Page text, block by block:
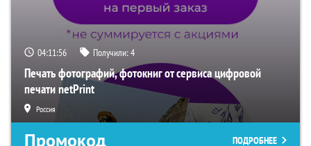
04:11:55 Получили:4
Печать фотографий, фотокниг от сервиса цифровой
печати netPrint
Россия
Промокод ПОДРОБНЕЕ